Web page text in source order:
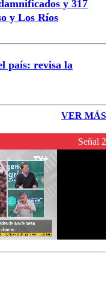
y 317
y Los Ríos
país: revisa la
VER MÁS
Señal 2